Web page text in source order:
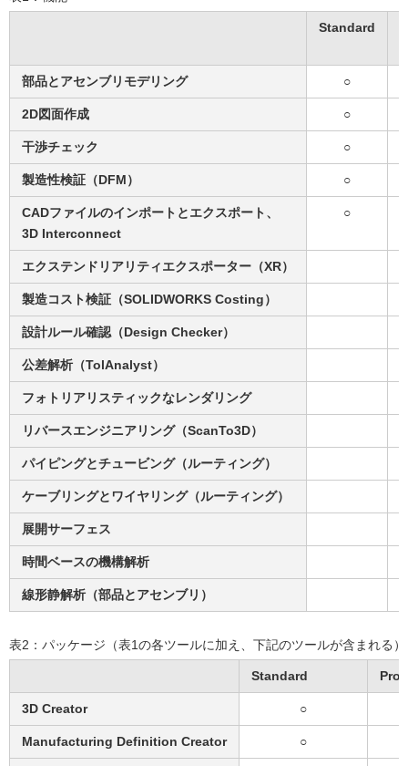
Standard
部品とアセンブリモデリング ○
2D図面作成 ○
干渉チェック ○
製造性検証（DFM） ○
CADファイルのインポートとエクスポート、
3D Interconnect
○
エクステンドリアリティエクスポーター（XR）
製造コスト検証（SOLIDWORKS Costing）
設計ルール確認（Design Checker）
公差解析（TolAnalyst）
フォトリアリスティックなレンダリング
リバースエンジニアリング（ScanTo3D）
パイピングとチュービング（ルーティング）
ケーブリングとワイヤリング（ルーティング）
展開サーフェス
時間ベースの機構解析
線形静解析（部品とアセンブリ）
表2：パッケージ（表1の各ツールに加え、下記のツールが含まれる）
Standard
3D Creator ○
Manufacturing Definition Creator ○